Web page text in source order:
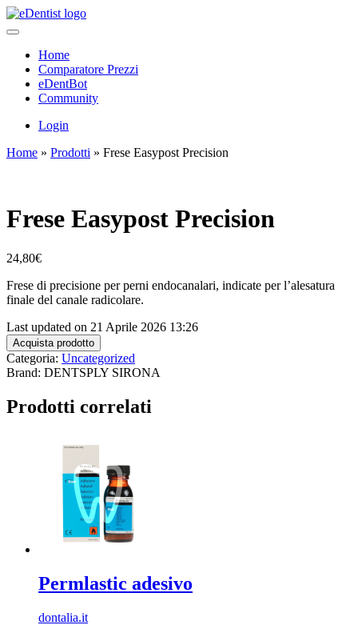
Home
Comparatore Prezzi
eDentBot
Community
Login
Home » Prodotti » Frese Easypost Precision
Frese Easypost Precision
24,80€
Frese di precisione per perni endocanalari, indicate per l’alesatura
finale del canale radicolare.
Last updated on 21 Aprile 2026 13:26
Acquista prodotto
Categoria: Uncategorized
Brand: DENTSPLY SIRONA
Prodotti correlati
Permlastic adesivo
dontalia.it